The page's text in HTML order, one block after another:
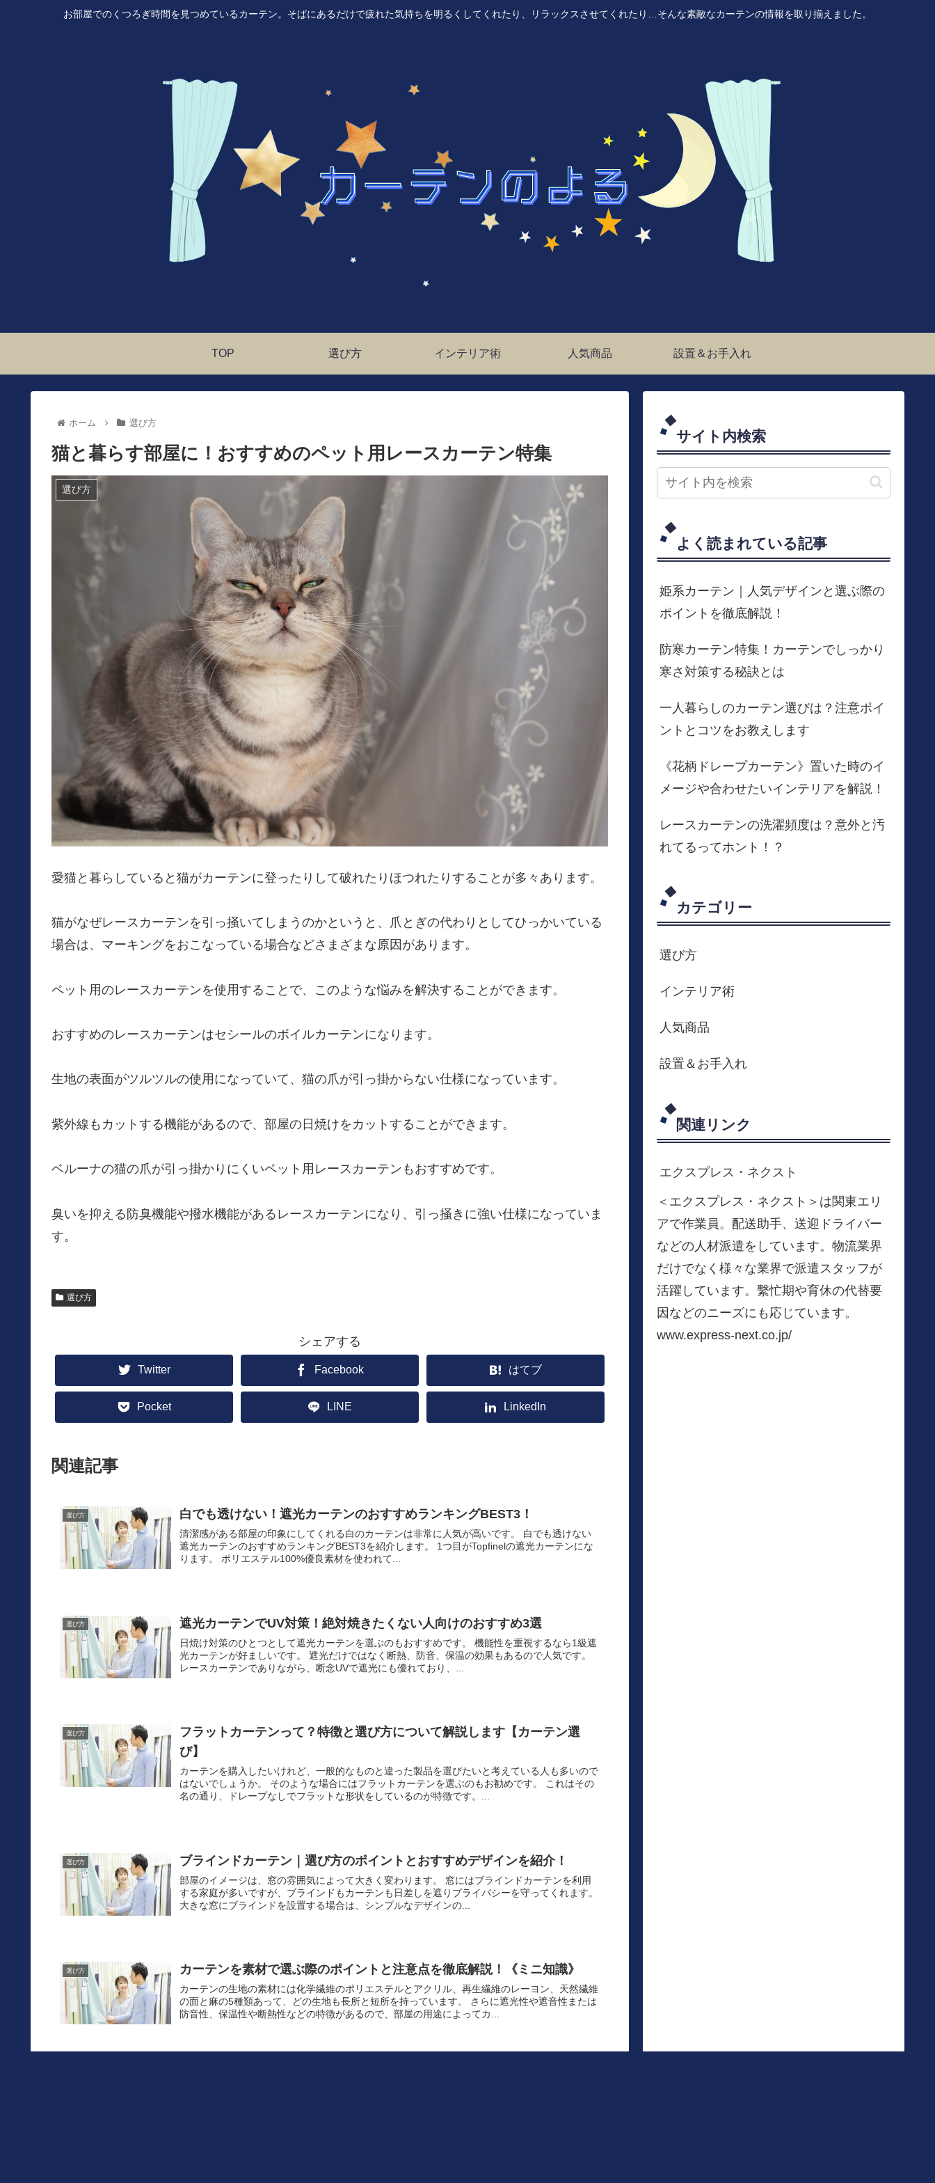
お部屋でのくつろぎ時間を見つめているカーテン。そばにあるだけで疲れた気持ちを明るくしてくれたり、リラックスさせてくれたり…そんな素敵なカーテンの情報を取り揃えました。
TOP 選び方 インテリア術 人気商品 設置＆お手入れ
ホーム 選び方
猫と暮らす部屋に！おすすめのペット用レースカーテン特集
選び方
愛猫と暮らしていると猫がカーテンに登ったりして破れたりほつれたりすることが多々あります。
猫がなぜレースカーテンを引っ掻いてしまうのかというと、爪とぎの代わりとしてひっかいている
場合は、マーキングをおこなっている場合などさまざまな原因があります。
ペット用のレースカーテンを使用することで、このような悩みを解決することができます。
おすすめのレースカーテンはセシールのボイルカーテンになります。
生地の表面がツルツルの使用になっていて、猫の爪が引っ掛からない仕様になっています。
紫外線もカットする機能があるので、部屋の日焼けをカットすることができます。
ベルーナの猫の爪が引っ掛かりにくいペット用レースカーテンもおすすめです。
臭いを抑える防臭機能や撥水機能があるレースカーテンになり、引っ掻きに強い仕様になっていま
す。
選び方
シェアする
Twitter Facebook はてブ
Pocket LINE LinkedIn
関連記事
選び方 白でも透けない！遮光カーテンのおすすめランキングBEST3！
清潔感がある部屋の印象にしてくれる白のカーテンは非常に人気が高いです。 白でも透けない
遮光カーテンのおすすめランキングBEST3を紹介します。 1つ目がTopfinelの遮光カーテンにな
ります。 ポリエステル100%優良素材を使われて...
選び方 遮光カーテンでUV対策！絶対焼きたくない人向けのおすすめ3選
日焼け対策のひとつとして遮光カーテンを選ぶのもおすすめです。 機能性を重視するなら1級遮
光カーテンが好ましいです。 遮光だけではなく断熱、防音、保温の効果もあるので人気です。
レースカーテンでありながら、断念UVで遮光にも優れており、...
選び方
フラットカーテンって？特徴と選び方について解説します【カーテン選
び】
カーテンを購入したいけれど、一般的なものと違った製品を選びたいと考えている人も多いので
はないでしょうか。 そのような場合にはフラットカーテンを選ぶのもお勧めです。 これはその
名の通り、ドレープなしでフラットな形状をしているのが特徴です。...
選び方 ブラインドカーテン｜選び方のポイントとおすすめデザインを紹介！
部屋のイメージは、窓の雰囲気によって大きく変わります。 窓にはブラインドカーテンを利用
する家庭が多いですが、ブラインドもカーテンも日差しを遮りプライバシーを守ってくれます。
大きな窓にブラインドを設置する場合は、シンプルなデザインの...
選び方 カーテンを素材で選ぶ際のポイントと注意点を徹底解説！《ミニ知識》
カーテンの生地の素材には化学繊維のポリエステルとアクリル、再生繊維のレーヨン、天然繊維
の面と麻の5種類あって、どの生地も長所と短所を持っています。 さらに遮光性や遮音性または
防音性、保温性や断熱性などの特徴があるので、部屋の用途によってカ...
サイト内検索
よく読まれている記事
姫系カーテン｜人気デザインと選ぶ際の
ポイントを徹底解説！
防寒カーテン特集！カーテンでしっかり
寒さ対策する秘訣とは
一人暮らしのカーテン選びは？注意ポイ
ントとコツをお教えします
《花柄ドレープカーテン》置いた時のイ
メージや合わせたいインテリアを解説！
レースカーテンの洗濯頻度は？意外と汚
れてるってホント！？
カテゴリー
選び方
インテリア術
人気商品
設置＆お手入れ
関連リンク
エクスプレス・ネクスト
＜エクスプレス・ネクスト＞は関東エリ
アで作業員。配送助手、送迎ドライバー
などの人材派遣をしています。物流業界
だけでなく様々な業界で派遣スタッフが
活躍しています。繫忙期や育休の代替要
因などのニーズにも応じています。
www.express-next.co.jp/